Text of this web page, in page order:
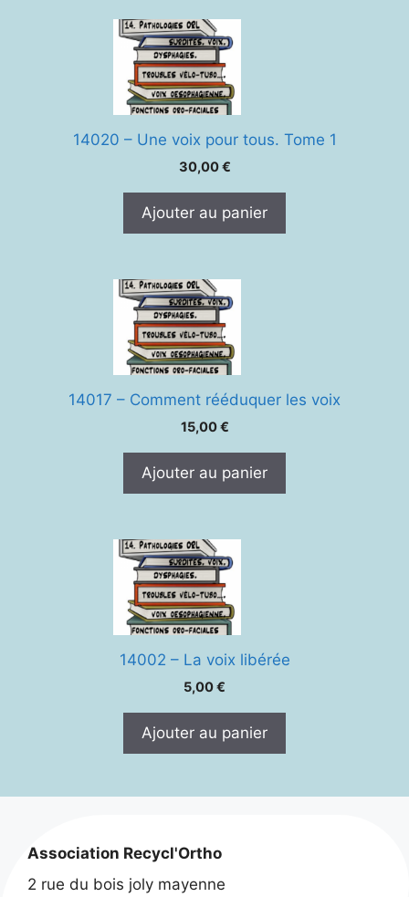
14020 – Une voix pour tous. Tome 1
30,00€
Ajouter au panier
14017 – Comment rééduquer les voix
15,00€
Ajouter au panier
14002 – La voix libérée
5,00€
Ajouter au panier
Association Recycl'Ortho
2 rue du bois joly mayenne